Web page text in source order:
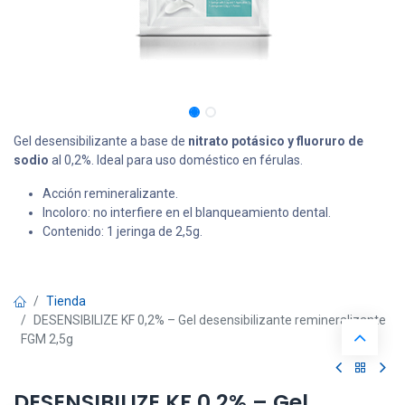
Gel desensibilizante a base de nitrato potásico y fluoruro de
sodio al 0,2%. Ideal para uso doméstico en férulas.
Acción remineralizante.
Incoloro: no interfiere en el blanqueamiento dental.
Contenido: 1 jeringa de 2,5g.
Tienda
DESENSIBILIZE KF 0,2% – Gel desensibilizante remineralizante
FGM 2,5g